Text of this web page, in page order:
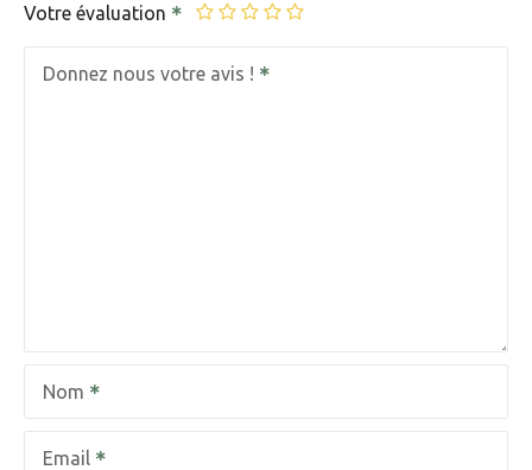
Votre évaluation
Donnez nous votre avis !
Nom
Email